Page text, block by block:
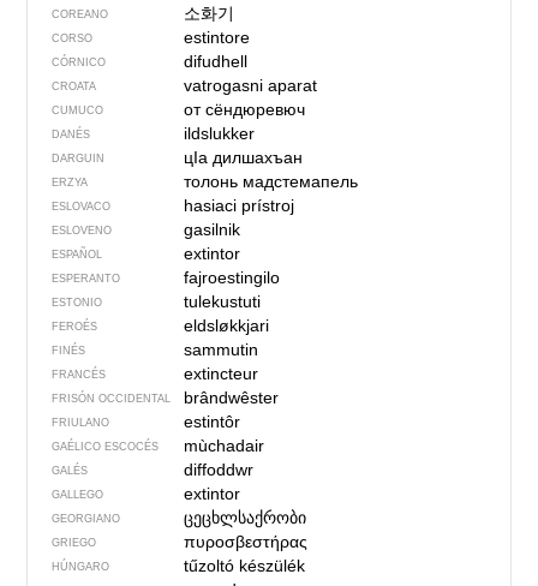
COREANO 소화기
CORSO estintore
CÓRNICO difudhell
CROATA vatrogasni aparat
CUMUCO от сёндюревюч
DANÉS ildslukker
DARGUIN цIа дилшахъан
ERZYA толонь мадстемапель
ESLOVACO hasiaci prístroj
ESLOVENO gasilnik
ESPAÑOL extintor
ESPERANTO fajroestingilo
ESTONIO tulekustuti
FEROÉS eldsløkkjari
FINÉS sammutin
FRANCÉS extincteur
FRISÓN OCCIDENTAL brândwêster
FRIULANO estintôr
GAÉLICO ESCOCÉS mùchadair
GALÉS diffoddwr
GALLEGO extintor
GEORGIANO ცეცხლსაქრობი
GRIEGO πυροσβεστήρας
HÚNGARO tűzoltó készülék